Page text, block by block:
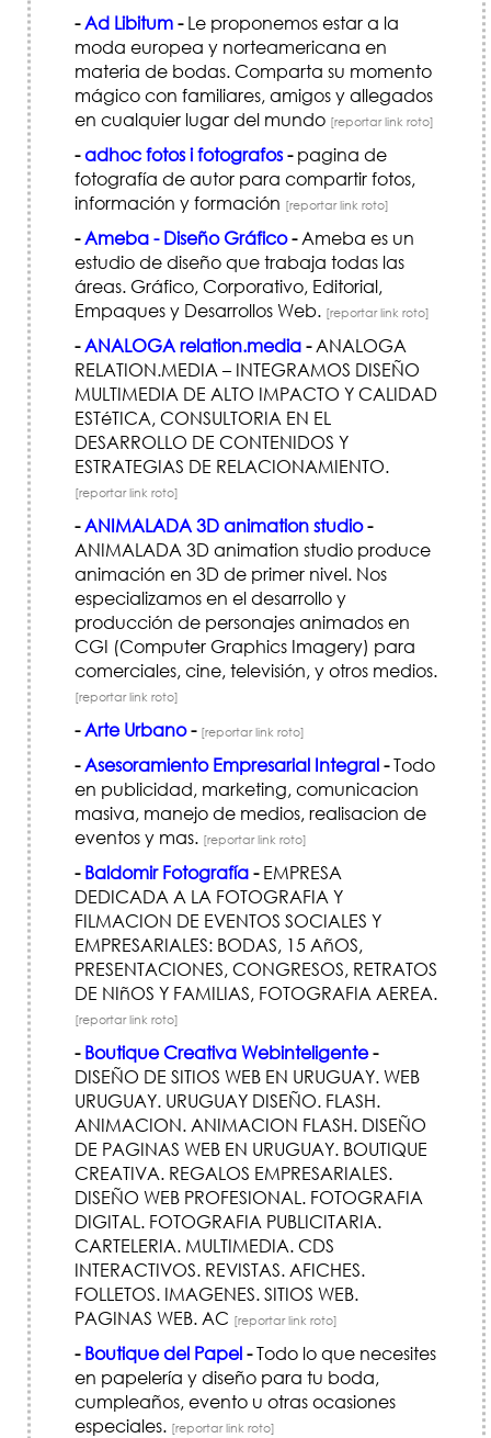
-Ad Libitum-Le proponemos estar a la
moda europea y norteamericana en
materia de bodas. Comparta su momento
mágico con familiares, amigos y allegados
en cualquier lugar del mundo [reportar link roto]
-adhoc fotos i fotografos-pagina de
fotografía de autor para compartir fotos,
información y formación [reportar link roto]
-Ameba - Diseño Gráfico-Ameba es un
estudio de diseño que trabaja todas las
áreas. Gráfico, Corporativo, Editorial,
Empaques y Desarrollos Web. [reportar link roto]
-ANALOGA relation.media-ANALOGA
RELATION.MEDIA – INTEGRAMOS DISEÑO
MULTIMEDIA DE ALTO IMPACTO Y CALIDAD
ESTéTICA, CONSULTORIA EN EL
DESARROLLO DE CONTENIDOS Y
ESTRATEGIAS DE RELACIONAMIENTO.
[reportar link roto]
-ANIMALADA 3D animation studio-
ANIMALADA 3D animation studio produce
animación en 3D de primer nivel. Nos
especializamos en el desarrollo y
producción de personajes animados en
CGI (Computer Graphics Imagery) para
comerciales, cine, televisión, y otros medios.
[reportar link roto]
-Arte Urbano- [reportar link roto]
-Asesoramiento Empresarial Integral-Todo
en publicidad, marketing, comunicacion
masiva, manejo de medios, realisacion de
eventos y mas. [reportar link roto]
- Baldomir Fotografía-EMPRESA
DEDICADA A LA FOTOGRAFIA Y
FILMACION DE EVENTOS SOCIALES Y
EMPRESARIALES: BODAS, 15 AñOS,
PRESENTACIONES, CONGRESOS, RETRATOS
DE NIñOS Y FAMILIAS, FOTOGRAFIA AEREA.
[reportar link roto]
- Boutique Creativa Webinteligente-
DISEÑO DE SITIOS WEB EN URUGUAY. WEB
URUGUAY. URUGUAY DISEÑO. FLASH.
ANIMACION. ANIMACION FLASH. DISEÑO
DE PAGINAS WEB EN URUGUAY. BOUTIQUE
CREATIVA. REGALOS EMPRESARIALES.
DISEÑO WEB PROFESIONAL. FOTOGRAFIA
DIGITAL. FOTOGRAFIA PUBLICITARIA.
CARTELERIA. MULTIMEDIA. CDS
INTERACTIVOS. REVISTAS. AFICHES.
FOLLETOS. IMAGENES. SITIOS WEB.
PAGINAS WEB. AC [reportar link roto]
- Boutique del Papel-Todo lo que necesites
en papelería y diseño para tu boda,
cumpleaños, evento u otras ocasiones
especiales. [reportar link roto]